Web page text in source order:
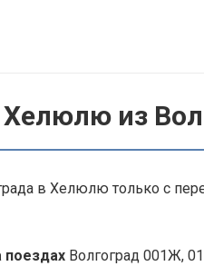
из
в Хелюлю только с
поездах Волгоград 001Ж,